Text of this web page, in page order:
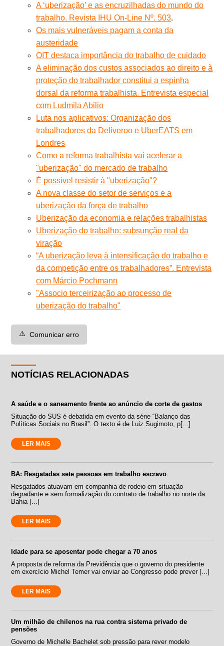
A ‘uberização’ e as encruzilhadas do mundo do
trabalho. Revista IHU On-Line Nº. 503.
Os mais vulneráveis pagam a conta da
austeridade
OIT destaca importância do trabalho de cuidado
A eliminação dos custos associados ao direito e à
proteção do trabalhador constitui a espinha
dorsal da reforma trabalhista. Entrevista especial
com Ludmila Abilio
Luta nos aplicativos: Organização dos
trabalhadores da Deliveroo e UberEATS em
Londres
Como a reforma trabalhista vai acelerar a
"uberização" do mercado de trabalho
É possível resistir à "uberização"?
A nova classe do setor de serviços e a
uberização da força de trabalho
Uberização da economia e relações trabalhistas
Uberização do trabalho: subsunção real da
viração
“A uberização leva à intensificação do trabalho e
da competição entre os trabalhadores”. Entrevista
com Márcio Pochmann
"Associo terceirização ao processo de
uberização do trabalho"
⚠️ Comunicar erro
NOTÍCIAS RELACIONADAS
A saúde e o saneamento frente ao anúncio de corte de gastos
Situação do SUS é debatida em evento da série “Balanço das
Políticas Sociais no Brasil”. O texto é de Luiz Sugimoto, p[...]
LER MAIS
BA: Resgatadas sete pessoas em trabalho escravo
Resgatados atuavam em companhia de rodeio em situação
degradante e sem formalização do contrato de trabalho no norte da
Bahia [...]
LER MAIS
Idade para se aposentar pode chegar a 70 anos
A proposta de reforma da Previdência que o governo do presidente
em exercício Michel Temer vai enviar ao Congresso pode prever [...]
LER MAIS
Um milhão de chilenos na rua contra sistema privado de
pensões
Governo de Michelle Bachelet sob pressão para rever modelo